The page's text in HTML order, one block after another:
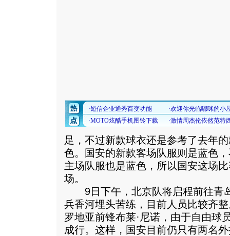
足，不过新款球衣还是参考了去年
色。国安的新款客场队服则是蓝色
主场队服也是蓝色，所以国安这场
场。
9日下午，北京队将启程前往青
兵香河埋头苦练，目前人员比较齐
罗地亚前锋布莱·尼诺，由于自由球
成行。这样，国安目前仍只有两名